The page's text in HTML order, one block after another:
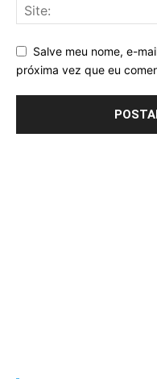
Salve meu nome, e-
próxima vez que eu